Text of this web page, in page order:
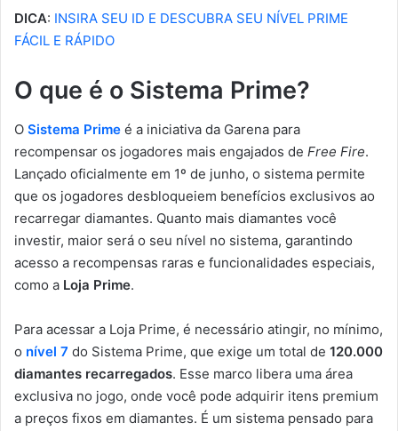
DICA: INSIRA SEU ID E DESCUBRA SEU NÍVEL PRIME
FÁCIL E RÁPIDO
O que é o Sistema Prime?
O Sistema Prime é a iniciativa da Garena para
recompensar os jogadores mais engajados de Free Fire.
Lançado oficialmente em 1º de junho, o sistema permite
que os jogadores desbloqueiem benefícios exclusivos ao
recarregar diamantes. Quanto mais diamantes você
investir, maior será o seu nível no sistema, garantindo
acesso a recompensas raras e funcionalidades especiais,
como a Loja Prime.
Para acessar a Loja Prime, é necessário atingir, no mínimo,
o nível 7 do Sistema Prime, que exige um total de 120.000
diamantes recarregados. Esse marco libera uma área
exclusiva no jogo, onde você pode adquirir itens premium
a preços fixos em diamantes. É um sistema pensado para